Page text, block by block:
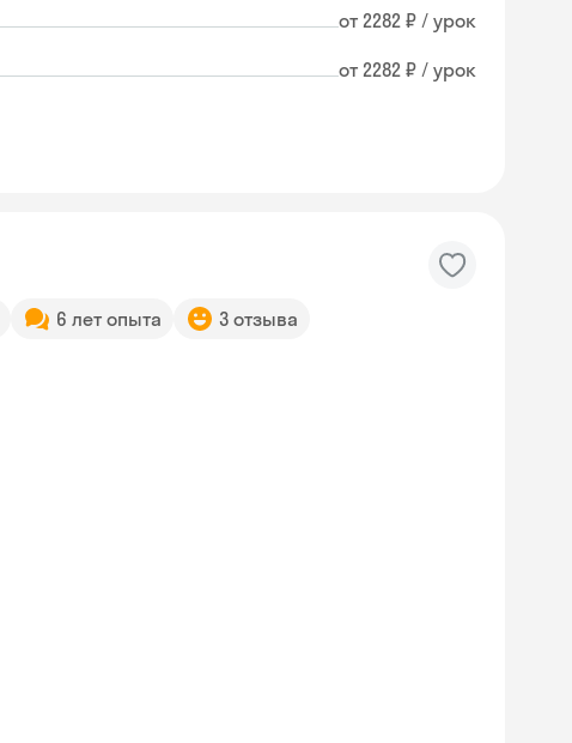
от 2282 ₽ / урок
от 2282 ₽ / урок
6 лет опыта 3 отзыва